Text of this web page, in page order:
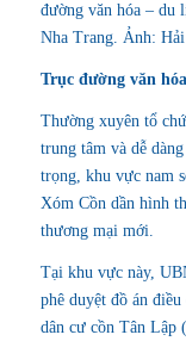
đường văn hóa – du
Nha Trang. Ảnh:
Trục đường văn
Thường xuyên tổ
trung tâm và dễ
trọng, khu vực nam
Xóm Cồn dần hình
thương mại mới.
Tại khu vực này,
phê duyệt đồ án
dân cư cồn Tân Lập